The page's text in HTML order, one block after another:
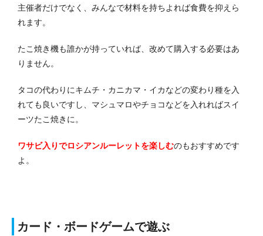
主催者だけでなく、みんなで材料を持ちよれば食費を抑えら
れます。
たこ焼き機も誰かが持っていれば、改めて購入する必要はあ
りません。
タコの代わりにキムチ・カニカマ・イカなどの変わり種を入
れても良いですし、マシュマロやチョコなどを入れればスイ
ーツたこ焼きに。
ワサビ入りでロシアンルーレットを楽しむのもおすすめです
よ。
カード・ボードゲームで遊ぶ